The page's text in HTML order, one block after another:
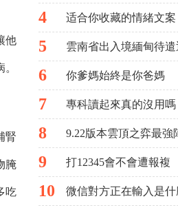
他
腎
腌
吃
4 适合你收藏的情緒文案
5 雲南省出入境緬甸待
6 你爹媽始終是你爸媽
7 專科讀起來真的沒用嗎
8 9.22版本雲頂之弈最強
9 打12345會不會遭報複
10 微信對方正在輸入是什